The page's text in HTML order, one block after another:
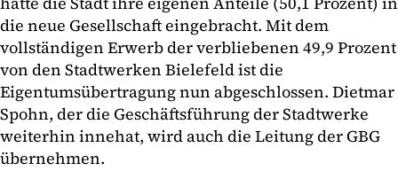
die neue Gesellschaft eingebracht. Mit dem
vollständigen Erwerb der verbliebenen 49,9 Prozent
von den Stadtwerken Bielefeld ist die
Eigentumsübertragung nun abgeschlossen. Dietmar
Spohn, der die Geschäftsführung der Stadtwerke
weiterhin innehat, wird auch die Leitung der GBG
übernehmen.